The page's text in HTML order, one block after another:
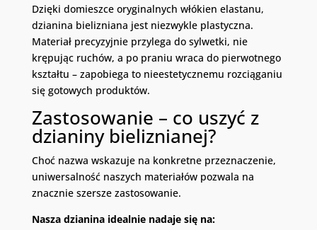
Dzięki domieszce oryginalnych włókien elastanu,
dzianina bielizniana jest niezwykle plastyczna.
Materiał precyzyjnie przylega do sylwetki, nie
krępując ruchów, a po praniu wraca do pierwotnego
kształtu – zapobiega to nieestetycznemu rozciąganiu
się gotowych produktów.
Zastosowanie – co uszyć z
dzianiny bieliznianej?
Choć nazwa wskazuje na konkretne przeznaczenie,
uniwersalność naszych materiałów pozwala na
znacznie szersze zastosowanie.
Nasza dzianina idealnie nadaje się na: